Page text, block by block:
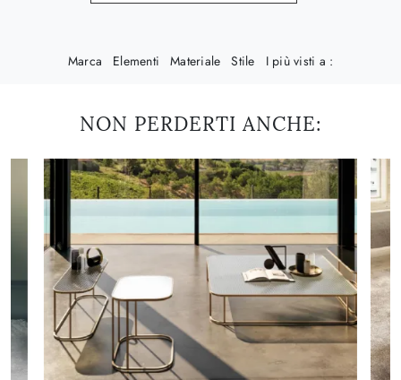
Marca Elementi Materiale Stile I più visti a :
NON PERDERTI ANCHE: